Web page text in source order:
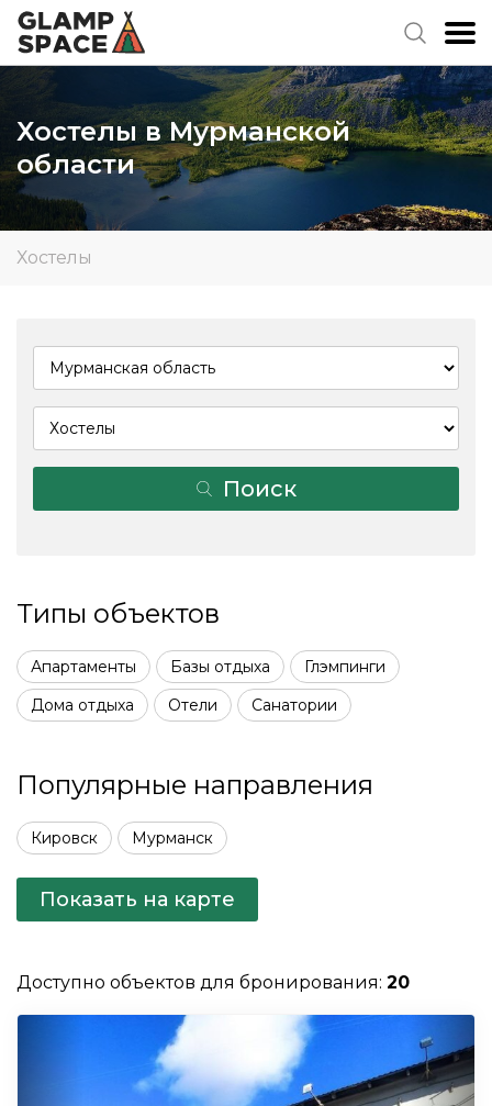
Хостелы в Мурманской
области
Хостелы
Поиск
Типы объектов
Апартаменты Базы отдыха
Глэмпинги
Дома отдыха
Отели Санатории
Популярные направления
Кировск Мурманск
Показать на карте
Доступно объектов для бронирования: 20